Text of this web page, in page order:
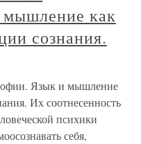
как
сознания.
Язык и мышление
Их соотнесенность
психики
себя,